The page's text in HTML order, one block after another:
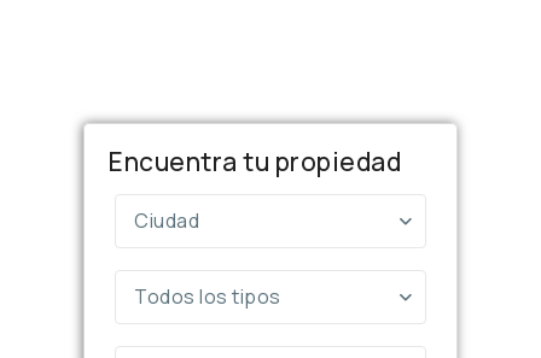
Encuentra tu propiedad
Ciudad
Todos los tipos